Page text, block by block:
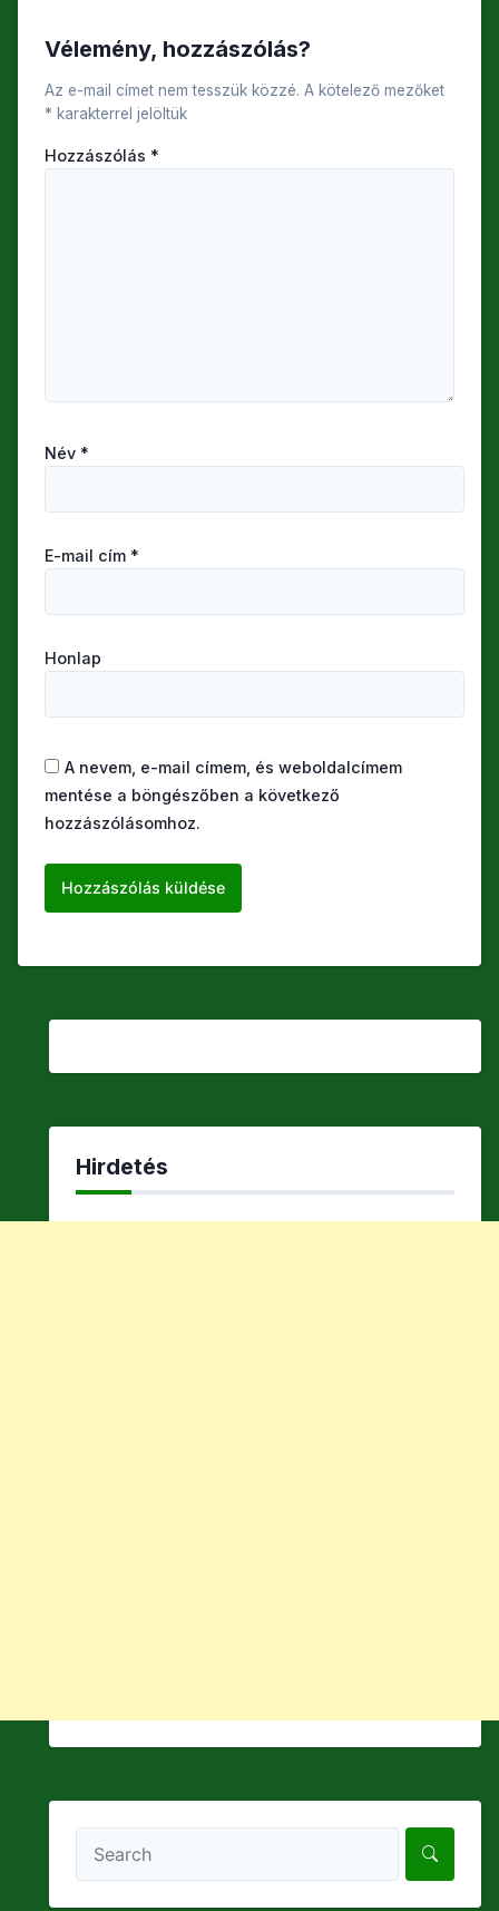
Vélemény, hozzászólás?
Az e-mail címet nem tesszük közzé. A kötelező mezőket
* karakterrel jelöltük
Hozzászólás *
Név *
E-mail cím *
Honlap
A nevem, e-mail címem, és weboldalcímem
mentése a böngészőben a következő
hozzászólásomhoz.
Hirdetés